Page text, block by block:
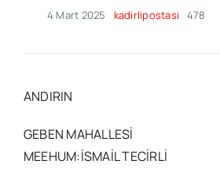
4 Mart 2025 kadirlipostasi 478
ANDIRIN
GEBEN MAHALLESİ
MEEHUM:İSMAİL TECİRLİ